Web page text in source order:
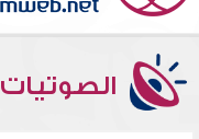
الصوتيات